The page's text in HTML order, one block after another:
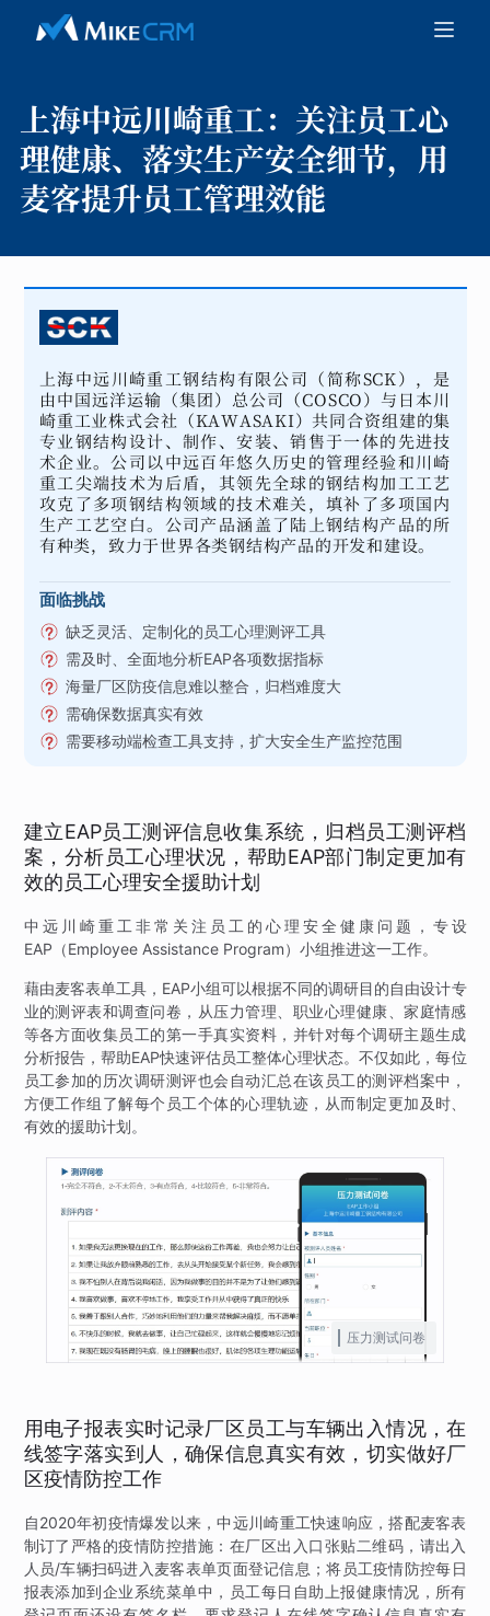
上海中远川崎重工： 关注员工心
理健康、落实生产安全细节，用
麦客提升员工管理效能
上海中远川崎重工钢结构有限公司（简称SCK），是
由中国远洋运输（集团）总公司（COSCO）与日本川
崎重工业株式会社（KAWASAKI）共同合资组建的集
专业钢结构设计、制作、安装、销售于一体的先进技
术企业。公司以中远百年悠久历史的管理经验和川崎
重工尖端技术为后盾，其领先全球的钢结构加工工艺
攻克了多项钢结构领域的技术难关，填补了多项国内
生产工艺空白。公司产品涵盖了陆上钢结构产品的所
有种类，致力于世界各类钢结构产品的开发和建设。
面临挑战
缺乏灵活、定制化的员工心理测评工具
需及时、全面地分析EAP各项数据指标
海量厂区防疫信息难以整合，归档难度大
需确保数据真实有效
需要移动端检查工具支持，扩大安全生产监控范围
建立EAP员工测评信息收集系统，归档员工测评档
案，分析员工心理状况，帮助EAP部门制定更加有
效的员工心理安全援助计划
中远川崎重工非常关注员工的心理安全健康问题，专设
EAP（Employee Assistance Program）小组推进这一工作。
藉由麦客表单工具，EAP小组可以根据不同的调研目的自由设计专
业的测评表和调查问卷，从压力管理、职业心理健康、家庭情感
等各方面收集员工的第一手真实资料，并针对每个调研主题生成
分析报告，帮助EAP快速评估员工整体心理状态。不仅如此，每位
员工参加的历次调研测评也会自动汇总在该员工的测评档案中，
方便工作组了解每个员工个体的心理轨迹，从而制定更加及时、
有效的援助计划。
压力测试问卷
用电子报表实时记录厂区员工与车辆出入情况，在
线签字落实到人，确保信息真实有效，切实做好厂
区疫情防控工作
自2020年初疫情爆发以来，中远川崎重工快速响应，搭配麦客表
制订了严格的疫情防控措施：在厂区出入口张贴二维码，请出入
人员/车辆扫码进入麦客表单页面登记信息；将员工疫情防控每日
报表添加到企业系统菜单中，员工每日自助上报健康情况，所有